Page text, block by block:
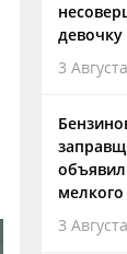
девочку
3
3